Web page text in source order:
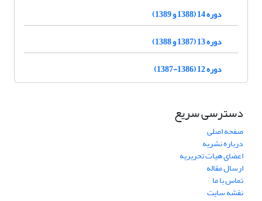
دوره 14 (1388 و 1389)
دوره 13 (1387 و 1388)
دوره 12 (1386-1387)
دسترسی سریع
صفحه اصلی
درباره نشریه
اعضای هیات تحریریه
ارسال مقاله
تماس با ما
نقشه سایت